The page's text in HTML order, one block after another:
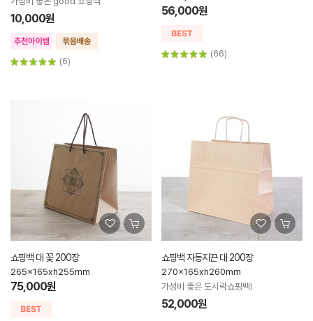
10,000원
(6)
56,000원
(66)
쇼핑백 대 꽃 200장
265x165xh255mm
75,000원
쇼핑백 자동지끈 대 200장
270x165xh260mm
가성비 좋은 도시락쇼핑백!
52,000원